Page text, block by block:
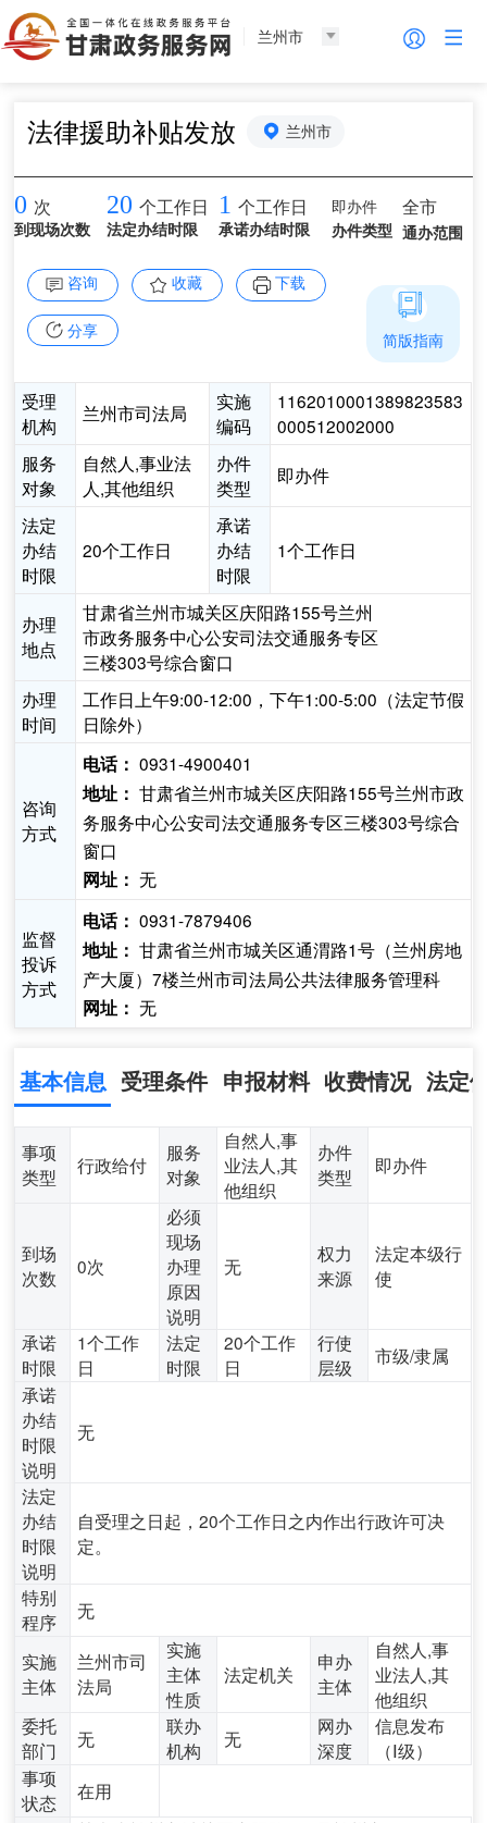
兰州市
法律援助补贴发放 兰州市
0 次
到现场次数
20 个工作日
法定办结时限
1 个工作日
承诺办结时限
即办件
办件类型
全市
通办范围
咨询 收藏 下载
分享
受理
机构
兰州市司法局
实施
编码
1162010001389823583
000512002000
服务
对象
自然人,事业法
人,其他组织
办件
类型
即办件
法定
办结
时限
20个工作日
承诺
办结
时限
1个工作日
办理
地点
甘肃省兰州市城关区庆阳路155号兰州
市政务服务中心公安司法交通服务专区
三楼303号综合窗口
办理
时间
工作日上午9:00-12:00，下午1:00-5:00（法定节假
日除外）
咨询
方式
电话： 0931-4900401
地址： 甘肃省兰州市城关区庆阳路155号兰州市政
务服务中心公安司法交通服务专区三楼303号综合
窗口
网址： 无
监督
投诉
方式
电话： 0931-7879406
地址： 甘肃省兰州市城关区通渭路1号（兰州房地
产大厦）7楼兰州市司法局公共法律服务管理科
网址： 无
简版指南
基本信息 受理条件 申报材料 收费情况 法定
事项
类型
行政给付
服务
对象
自然人,事
业法人,其
他组织
办件
类型
即办件
到场
次数
0次
必须
现场
办理
原因
说明
无
权力
来源
法定本级行
使
承诺
时限
1个工作
日
法定
时限
20个工作
日
行使
层级
市级/隶属
承诺
办结
时限
说明
无
法定
办结
时限
说明
自受理之日起，20个工作日之内作出行政许可决
定。
特别
程序
无
实施
主体
兰州市司
法局
实施
主体
性质
法定机关
申办
主体
自然人,事
业法人,其
他组织
委托
部门
无
联办
机构
无
网办
深度
信息发布
（Ⅰ级）
事项
状态
在用